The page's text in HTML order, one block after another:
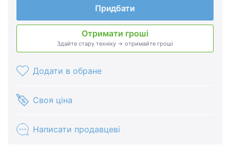
Придбати
Отримати гроші
Здайте стару техніку → отримайте гроші
Додати в обране
Своя ціна
Написати продавцеві